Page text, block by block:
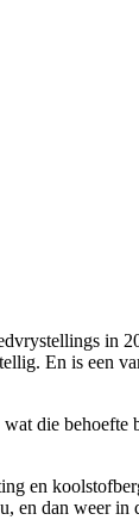
En is een
die
en
en dan weer in